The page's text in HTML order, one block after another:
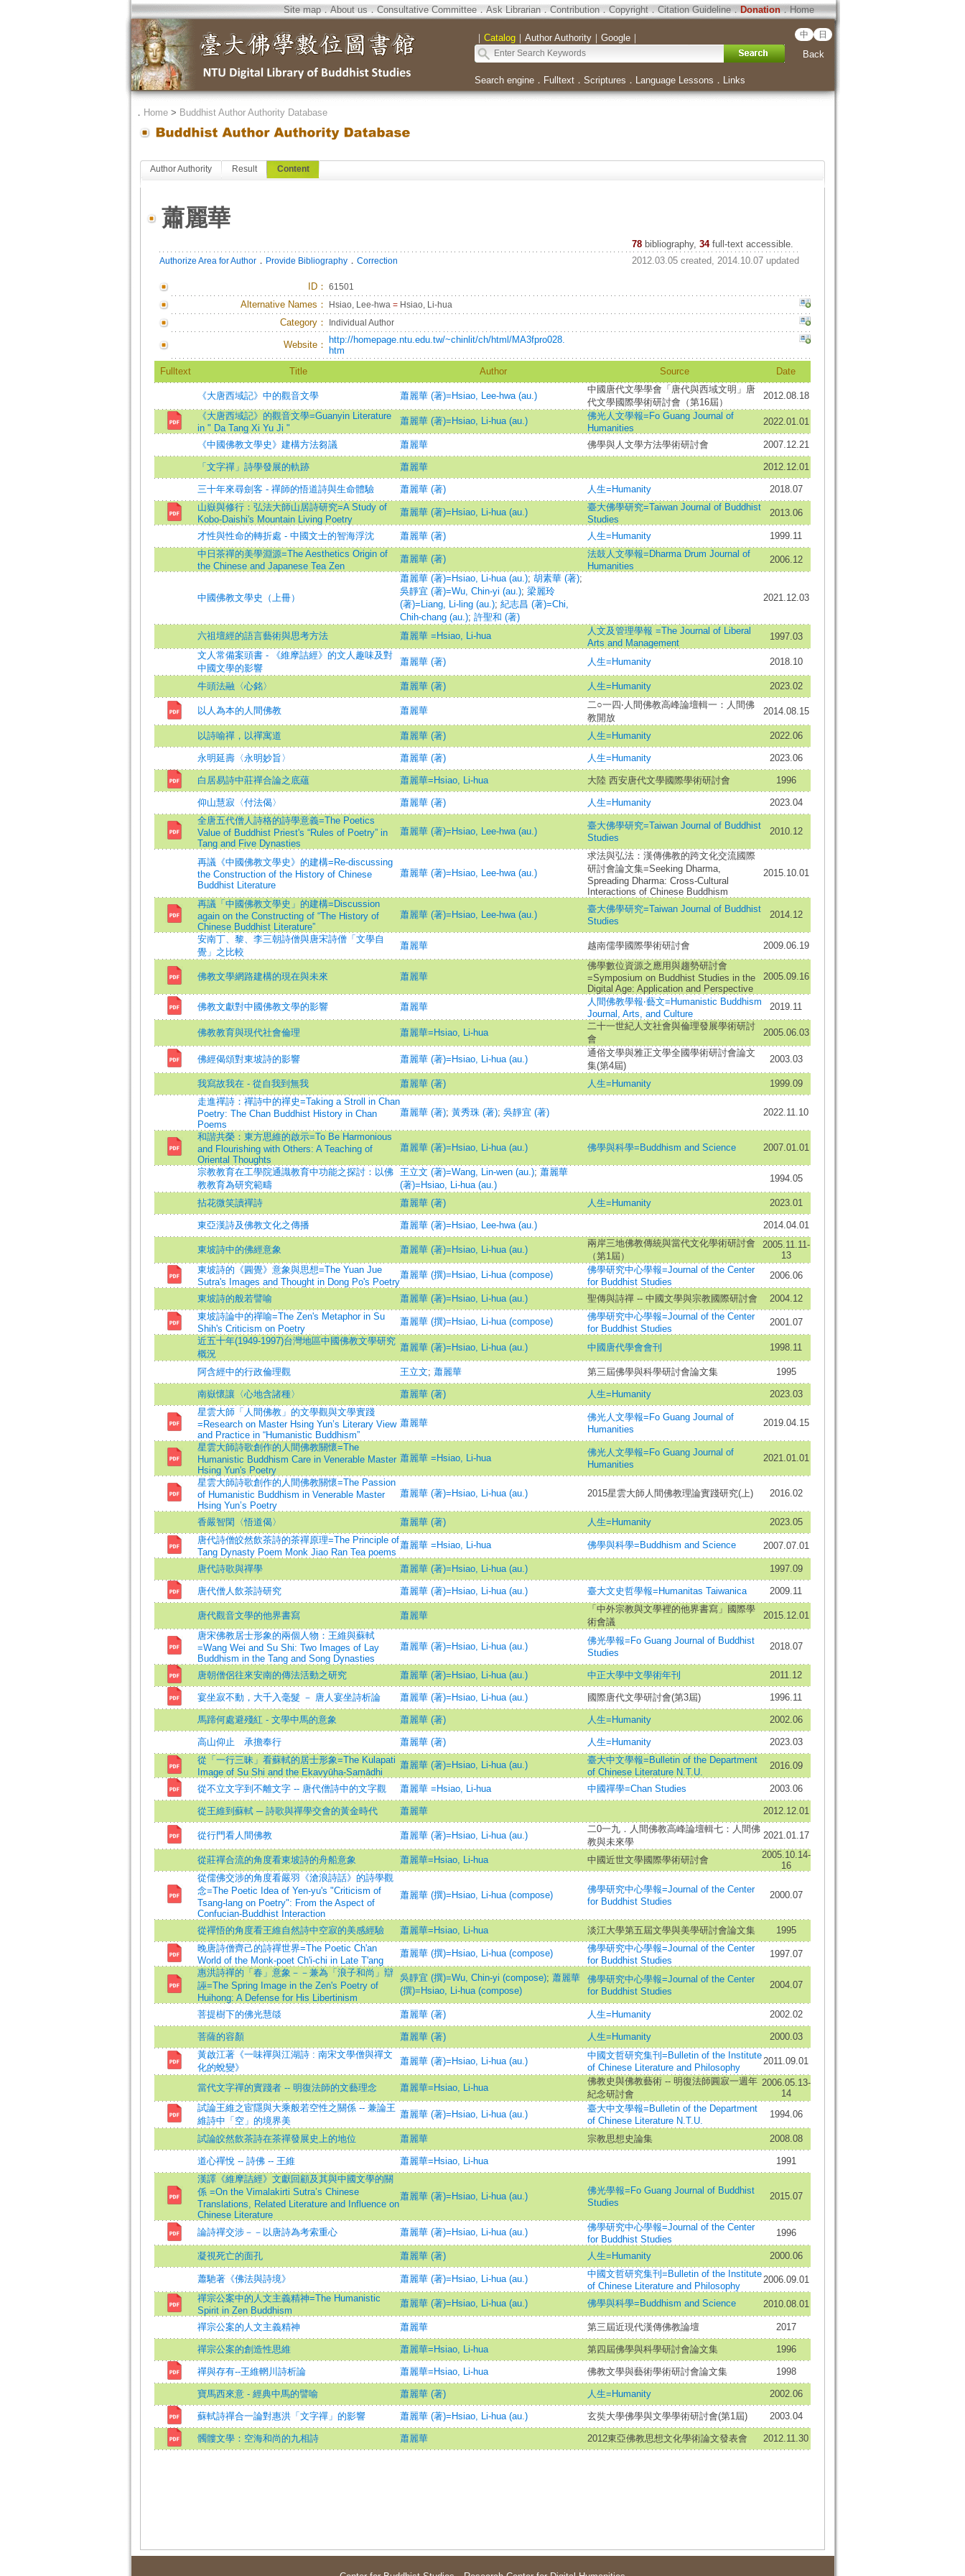
Site map．About us．Consultative Committee．Ask Librarian．Contribution．Copyright．Citation Guideline．Donation．Home
｜ Catalog｜ Author Authority｜ Google｜ 中 日
Back
Search engine． Fulltext． Scriptures ． Language Lessons ． Links
． Home> Buddhist Author Authority Database
Author Authority Result Content
蕭麗華
78 bibliography, 34full-text accessible.
Authorize Area for Author． Provide Bibliography． Correction 2012.03.05 created, 2014.10.07 updated
ID： 61501
Alternative Names： Hsiao, Lee-hwa =Hsiao, Li-hua
Category： Individual Author
Website：
http://homepage.ntu.edu.tw/~chinlit/ch/html/MA3fpro028.
htm
Fulltext
Title Author Source Date
《大唐西域記》中的觀音文學 蕭麗華 (著)=Hsiao, Lee-hwa (au.)
中國唐代文學學會「唐代與西域文明」唐
代文學國際學術研討會（第16屆）
2012.08.18
《大唐西域記》的觀音文學=Guanyin Literature
in " Da Tang Xi Yu Ji "
蕭麗華 (著)=Hsiao, Li-hua (au.)
佛光人文學報=Fo Guang Journal of
Humanities
2022.01.01
《中國佛教文學史》建構方法芻議 蕭麗華 佛學與人文學方法學術研討會 2007.12.21
「文字禪」詩學發展的軌跡 蕭麗華 2012.12.01
三十年來尋劍客 - 禪師的悟道詩與生命體驗 蕭麗華 (著) 人生=Humanity
2018.07
山嶽與修行：弘法大師山居詩研究=A Study of
Kobo-Daishi's Mountain Living Poetry
蕭麗華 (著)=Hsiao, Li-hua (au.)
臺大佛學研究=Taiwan Journal of Buddhist
Studies
2013.06
才性與性命的轉折處 - 中國文士的智海浮沈 蕭麗華 (著) 人生=Humanity
1999.11
中日茶禪的美學淵源=The Aesthetics Origin of
the Chinese and Japanese Tea Zen
蕭麗華 (著)
法鼓人文學報=Dharma Drum Journal of
Humanities
2006.12
中國佛教文學史（上冊）
蕭麗華 (著)=Hsiao, Li-hua (au.); 胡素華 (著);
吳靜宜 (著)=Wu, Chin-yi (au.); 梁麗玲
(著)=Liang, Li-ling (au.); 紀志昌 (著)=Chi,
Chih-chang (au.); 許聖和 (著)
2021.12.03
六祖壇經的語言藝術與思考方法 蕭麗華 =Hsiao, Li-hua
人文及管理學報 =The Journal of Liberal
Arts and Management
1997.03
文人常備案頭書 - 《維摩詰經》的文人趣味及對
中國文學的影響
蕭麗華 (著) 人生=Humanity 2018.10
牛頭法融〈心銘〉 蕭麗華 (著) 人生=Humanity 2023.02
以人為本的人間佛教 蕭麗華
二○一四‧人間佛教高峰論壇輯一：人間佛
教開放
2014.08.15
以詩喻禪，以禪寓道 蕭麗華 (著) 人生=Humanity 2022.06
永明延壽〈永明妙旨〉 蕭麗華 (著) 人生=Humanity 2023.06
白居易詩中莊禪合論之底蘊 蕭麗華=Hsiao, Li-hua 大陸 西安唐代文學國際學術研討會 1996
仰山慧寂〈付法偈〉 蕭麗華 (著) 人生=Humanity
2023.04
全唐五代僧人詩格的詩學意義=The Poetics
Value of Buddhist Priest's “Rules of Poetry” in
Tang and Five Dynasties
蕭麗華 (著)=Hsiao, Lee-hwa (au.)
臺大佛學研究=Taiwan Journal of Buddhist
Studies
2010.12
再議《中國佛教文學史》的建構=Re-discussing
the Construction of the History of Chinese
Buddhist Literature
蕭麗華 (著)=Hsiao, Lee-hwa (au.)
求法與弘法：漢傳佛教的跨文化交流國際
研討會論文集=Seeking Dharma,
Spreading Dharma: Cross-Cultural
Interactions of Chinese Buddhism
2015.10.01
再議「中國佛教文學史」的建構=Discussion
again on the Constructing of “The History of
Chinese Buddhist Literature”
蕭麗華 (著)=Hsiao, Lee-hwa (au.)
臺大佛學研究=Taiwan Journal of Buddhist
Studies
2014.12
安南丁、黎、李三朝詩僧與唐宋詩僧「文學自
覺」之比較
蕭麗華 越南儒學國際學術研討會 2009.06.19
佛教文學網路建構的現在與未來 蕭麗華
佛學數位資源之應用與趨勢研討會
=Symposium on Buddhist Studies in the
Digital Age: Application and Perspective
2005.09.16
佛教文獻對中國佛教文學的影響 蕭麗華
人間佛教學報‧藝文=Humanistic Buddhism
Journal, Arts, and Culture
2019.11
佛教教育與現代社會倫理 蕭麗華=Hsiao, Li-hua
二十一世紀人文社會與倫理發展學術研討
會
2005.06.03
佛經偈頌對東坡詩的影響 蕭麗華 (著)=Hsiao, Li-hua (au.)
通俗文學與雅正文學全國學術研討會論文
集(第4屆)
2003.03
我寫故我在 - 從自我到無我 蕭麗華 (著) 人生=Humanity
1999.09
走進禪詩：禪詩中的禪史=Taking a Stroll in Chan
Poetry: The Chan Buddhist History in Chan
Poems
蕭麗華 (著); 黃秀珠 (著); 吳靜宜 (著) 2022.11.10
和諧共榮：東方思維的啟示=To Be Harmonious
and Flourishing with Others: A Teaching of
Oriental Thoughts
蕭麗華 (著)=Hsiao, Li-hua (au.) 佛學與科學=Buddhism and Science 2007.01.01
宗教教育在工學院通識教育中功能之探討：以佛
教教育為研究範疇
王立文 (著)=Wang, Lin-wen (au.); 蕭麗華
(著)=Hsiao, Li-hua (au.)
1994.05
拈花微笑讀禪詩 蕭麗華 (著) 人生=Humanity 2023.01
東亞漢詩及佛教文化之傳播 蕭麗華 (著)=Hsiao, Lee-hwa (au.) 2014.04.01
東坡詩中的佛經意象 蕭麗華 (著)=Hsiao, Li-hua (au.)
兩岸三地佛教傳統與當代文化學術研討會
（第1屆）
2005.11.11-
13
東坡詩的《圓覺》意象與思想=The Yuan Jue
Sutra's Images and Thought in Dong Po's Poetry
蕭麗華 (撰)=Hsiao, Li-hua (compose)
佛學研究中心學報=Journal of the Center
for Buddhist Studies
2006.06
東坡詩的般若譬喻 蕭麗華 (著)=Hsiao, Li-hua (au.) 聖傳與詩禪 -- 中國文學與宗教國際研討會
2004.12
東坡詩論中的禪喻=The Zen's Metaphor in Su
Shih's Criticism on Poetry
蕭麗華 (撰)=Hsiao, Li-hua (compose)
佛學研究中心學報=Journal of the Center
for Buddhist Studies
2001.07
近五十年(1949-1997)台灣地區中國佛教文學研究
概況
蕭麗華 (著)=Hsiao, Li-hua (au.) 中國唐代學會會刊 1998.11
阿含經中的行政倫理觀 王立文; 蕭麗華 第三屆佛學與科學研討會論文集 1995
南嶽懷讓〈心地含諸種〉 蕭麗華 (著) 人生=Humanity
2023.03
星雲大師「人間佛教」的文學觀與文學實踐
=Research on Master Hsing Yun’s Literary View
and Practice in “Humanistic Buddhism”
蕭麗華
佛光人文學報=Fo Guang Journal of
Humanities
2019.04.15
星雲大師詩歌創作的人間佛教關懷=The
Humanistic Buddhism Care in Venerable Master
Hsing Yun's Poetry
蕭麗華 =Hsiao, Li-hua
佛光人文學報=Fo Guang Journal of
Humanities
2021.01.01
星雲大師詩歌創作的人間佛教關懷=The Passion
of Humanistic Buddhism in Venerable Master
Hsing Yun’s Poetry
蕭麗華 (著)=Hsiao, Li-hua (au.) 2015星雲大師人間佛教理論實踐研究(上) 2016.02
香嚴智閑〈悟道偈〉 蕭麗華 (著) 人生=Humanity
2023.05
唐代詩僧皎然飲茶詩的茶禪原理=The Principle of
Tang Dynasty Poem Monk Jiao Ran Tea poems
蕭麗華 =Hsiao, Li-hua 佛學與科學=Buddhism and Science 2007.07.01
唐代詩歌與禪學 蕭麗華 (著)=Hsiao, Li-hua (au.) 1997.09
唐代僧人飲茶詩研究 蕭麗華 (著)=Hsiao, Li-hua (au.) 臺大文史哲學報=Humanitas Taiwanica 2009.11
唐代觀音文學的他界書寫 蕭麗華
「中外宗教與文學裡的他界書寫」國際學
術會議
2015.12.01
唐宋佛教居士形象的兩個人物：王維與蘇軾
=Wang Wei and Su Shi: Two Images of Lay
Buddhism in the Tang and Song Dynasties
蕭麗華 (著)=Hsiao, Li-hua (au.)
佛光學報=Fo Guang Journal of Buddhist
Studies
2018.07
唐朝僧侶往來安南的傳法活動之研究 蕭麗華 (著)=Hsiao, Li-hua (au.) 中正大學中文學術年刊 2011.12
宴坐寂不動，大千入毫髮 － 唐人宴坐詩析論 蕭麗華 (著)=Hsiao, Li-hua (au.) 國際唐代文學研討會(第3屆) 1996.11
馬蹄何處避殘紅 - 文學中馬的意象 蕭麗華 (著) 人生=Humanity 2002.06
高山仰止 承擔奉行 蕭麗華 (著) 人生=Humanity
2023.03
從「一行三昧」看蘇軾的居士形象=The Kulapati
Image of Su Shi and the Ekavyūha-Samādhi
蕭麗華 (著)=Hsiao, Li-hua (au.)
臺大中文學報=Bulletin of the Department
of Chinese Literature N.T.U.
2016.09
從不立文字到不離文字 -- 唐代僧詩中的文字觀 蕭麗華 =Hsiao, Li-hua 中國禪學=Chan Studies 2003.06
從王維到蘇軾 ─ 詩歌與禪學交會的黃金時代 蕭麗華 2012.12.01
從行門看人間佛教 蕭麗華 (著)=Hsiao, Li-hua (au.)
二0一九．人間佛教高峰論壇輯七：人間佛
教與未來學
2021.01.17
從莊禪合流的角度看東坡詩的舟船意象 蕭麗華=Hsiao, Li-hua 中國近世文學國際學術研討會
2005.10.14-
16
從儒佛交涉的角度看嚴羽《滄浪詩話》的詩學觀
念=The Poetic Idea of Yen-yu's "Criticism of
Tsang-lang on Poetry": From the Aspect of
Confucian-Buddhist Interaction
蕭麗華 (撰)=Hsiao, Li-hua (compose)
佛學研究中心學報=Journal of the Center
for Buddhist Studies
2000.07
從禪悟的角度看王維自然詩中空寂的美感經驗 蕭麗華=Hsiao, Li-hua 淡江大學第五屆文學與美學研討會論文集
1995
晚唐詩僧齊己的詩禪世界=The Poetic Ch'an
World of the Monk-poet Ch'i-chi in Late T'ang
蕭麗華 (撰)=Hsiao, Li-hua (compose)
佛學研究中心學報=Journal of the Center
for Buddhist Studies
1997.07
惠洪詩禪的「春」意象－－兼為「浪子和尚」辯
誣=The Spring Image in the Zen's Poetry of
Huihong: A Defense for His Libertinism
吳靜宜 (撰)=Wu, Chin-yi (compose); 蕭麗華
(撰)=Hsiao, Li-hua (compose)
佛學研究中心學報=Journal of the Center
for Buddhist Studies
2004.07
菩提樹下的佛光慧燄 蕭麗華 (著) 人生=Humanity 2002.02
菩薩的容顏 蕭麗華 (著) 人生=Humanity
2000.03
黃啟江著《一味禪與江湖詩 : 南宋文學僧與禪文
化的蛻變》
蕭麗華 (著)=Hsiao, Li-hua (au.)
中國文哲研究集刊=Bulletin of the Institute
of Chinese Literature and Philosophy
2011.09.01
當代文字禪的實踐者 -- 明復法師的文藝理念 蕭麗華=Hsiao, Li-hua
佛教史與佛教藝術 -- 明復法師圓寂一週年
紀念研討會
2006.05.13-
14
試論王維之宦隱與大乘般若空性之關係 -- 兼論王
維詩中「空」的境界美
蕭麗華 (著)=Hsiao, Li-hua (au.)
臺大中文學報=Bulletin of the Department
of Chinese Literature N.T.U.
1994.06
試論皎然飲茶詩在茶禪發展史上的地位 蕭麗華 宗教思想史論集 2008.08
道心禪悅 -- 詩佛 -- 王維 蕭麗華=Hsiao, Li-hua
1991
漢譯《維摩詰經》文獻回顧及其與中國文學的關
係 =On the Vimalakirti Sutra’s Chinese
Translations, Related Literature and Influence on
Chinese Literature
蕭麗華 (著)=Hsiao, Li-hua (au.)
佛光學報=Fo Guang Journal of Buddhist
Studies
2015.07
論詩禪交涉－－以唐詩為考索重心 蕭麗華 (著)=Hsiao, Li-hua (au.)
佛學研究中心學報=Journal of the Center
for Buddhist Studies
1996
凝視死亡的面孔 蕭麗華 (著) 人生=Humanity 2000.06
蕭馳著《佛法與詩境》 蕭麗華 (著)=Hsiao, Li-hua (au.)
中國文哲研究集刊=Bulletin of the Institute
of Chinese Literature and Philosophy
2006.09.01
禪宗公案中的人文主義精神=The Humanistic
Spirit in Zen Buddhism
蕭麗華 (著)=Hsiao, Li-hua (au.) 佛學與科學=Buddhism and Science 2010.08.01
禪宗公案的人文主義精神 蕭麗華 第三屆近現代漢傳佛教論壇 2017
禪宗公案的創造性思維 蕭麗華=Hsiao, Li-hua 第四屆佛學與科學研討會論文集 1996
禪與存有--王維輞川詩析論 蕭麗華=Hsiao, Li-hua 佛教文學與藝術學術研討會論文集 1998
寶馬西來意 - 經典中馬的譬喻 蕭麗華 (著) 人生=Humanity 2002.06
蘇軾詩禪合一論對惠洪「文字禪」的影響 蕭麗華 (著)=Hsiao, Li-hua (au.) 玄奘大學佛學與文學學術研討會(第1屆) 2003.04
髑髏文學：空海和尚的九相詩 蕭麗華 2012東亞佛教思想文化學術論文發表會 2012.11.30